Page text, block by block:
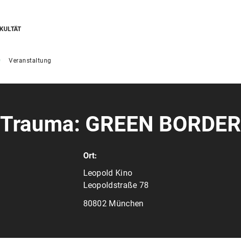
Veranstaltung
GREEN BORDER
Ort:
Leopold Kino
Leopoldstraße 78
80802 München